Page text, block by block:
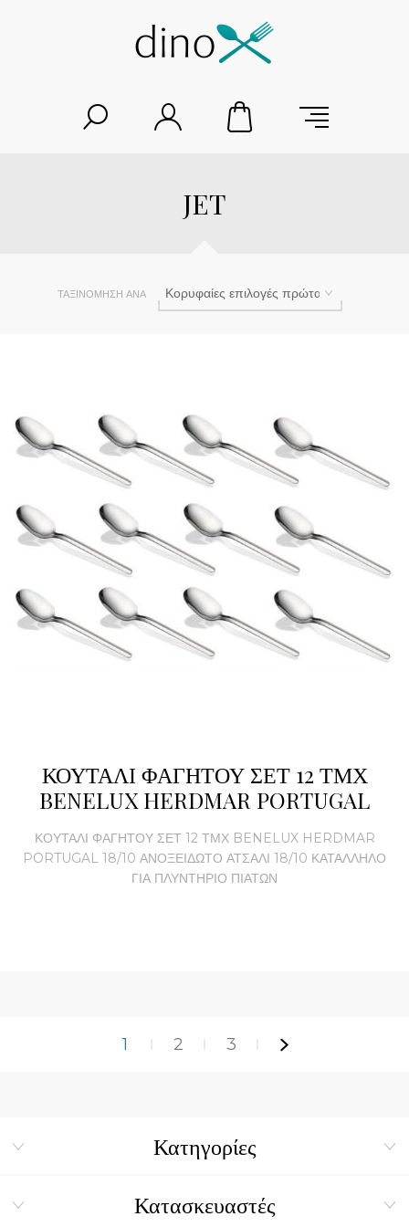
JET
ΤΑΞΙΝΌΜΗΣΗ ΑΝΆ
ΚΟΥΤΑΛΙ ΦΑΓΗΤΟΥ ΣΕΤ 12 ΤΜΧ
BENELUX HERDMAR PORTUGAL
18/10
ΚΟΥΤΑΛΙ ΦΑΓΗΤΟΥ ΣΕΤ 12 ΤΜΧ BENELUX HERDMAR
PORTUGAL 18/10 ΑΝΟΞΕΙΔΩΤΟ ΑΤΣΑΛΙ 18/10 ΚΑΤΑΛΛΗΛΟ
ΓΙΑ ΠΛΥΝΤΗΡΙΟ ΠΙΑΤΩΝ
1 2 3
Κατηγορίες
Κατασκευαστές